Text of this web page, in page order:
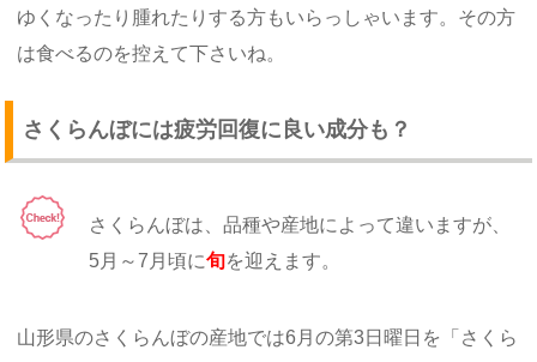
ゆくなったり腫れたりする方もいらっしゃいます。その方
は食べるのを控えて下さいね。
さくらんぼには疲労回復に良い成分も？
さくらんぼは、品種や産地によって違いますが、
5月～7月頃に旬を迎えます。
山形県のさくらんぼの産地では6月の第3日曜日を「さくら